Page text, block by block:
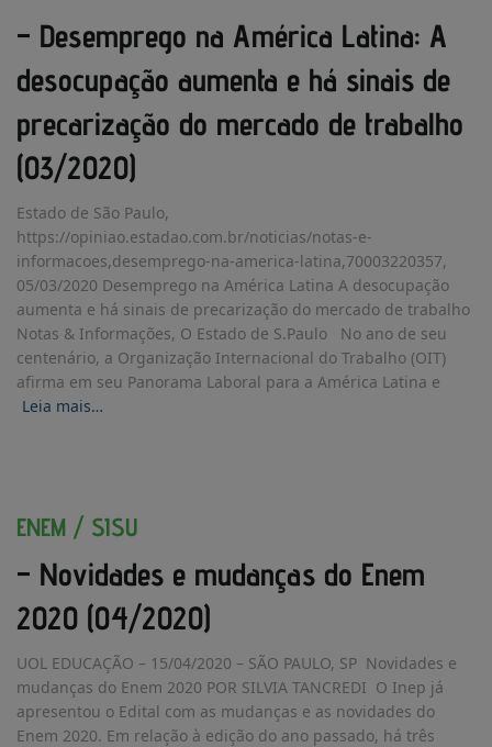
– Desemprego na América Latina: A
desocupação aumenta e há sinais de
precarização do mercado de trabalho
(03/2020)
Estado de São Paulo,
https://opiniao.estadao.com.br/noticias/notas-e-
informacoes,desemprego-na-america-latina,70003220357,
05/03/2020 Desemprego na América Latina A desocupação
aumenta e há sinais de precarização do mercado de trabalho
Notas & Informações, O Estado de S.Paulo No ano de seu
centenário, a Organização Internacional do Trabalho (OIT)
afirma em seu Panorama Laboral para a América Latina e
Leia mais…
ENEM / SISU
– Novidades e mudanças do Enem
2020 (04/2020)
UOL EDUCAÇÃO – 15/04/2020 – SÃO PAULO, SP Novidades e
mudanças do Enem 2020 POR SILVIA TANCREDI O Inep já
apresentou o Edital com as mudanças e as novidades do
Enem 2020. Em relação à edição do ano passado, há três